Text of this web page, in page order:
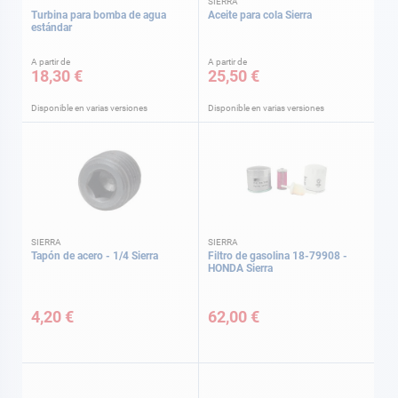
Turbina para bomba de agua
estándar
A partir de
18,30 €
Disponible en varias versiones
Aceite para cola Sierra
A partir de
25,50 €
Disponible en varias versiones
SIERRA
Tapón de acero - 1/4 Sierra
4,20 €
SIERRA
Filtro de gasolina 18-79908 -
HONDA Sierra
62,00 €